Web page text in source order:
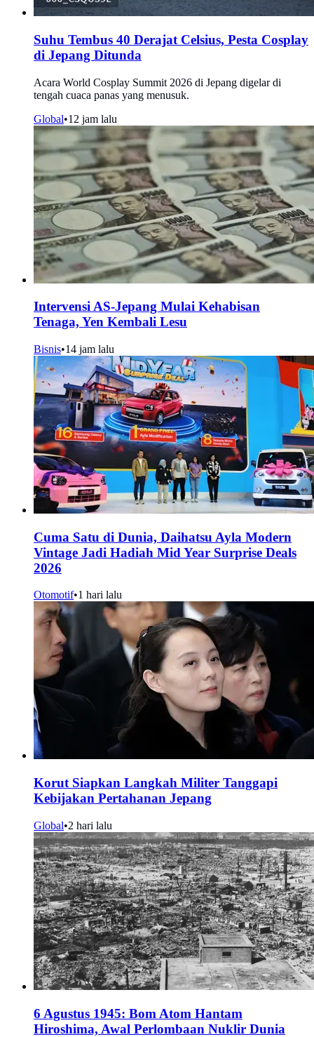
Suhu Tembus 40 Derajat Celsius, Pesta Cosplay
di Jepang Ditunda
Acara World Cosplay Summit 2026 di Jepang digelar di
tengah cuaca panas yang menusuk.
Global•12 jam lalu
Intervensi AS-Jepang Mulai Kehabisan
Tenaga, Yen Kembali Lesu
Bisnis•14 jam lalu
Cuma Satu di Dunia, Daihatsu Ayla Modern
Vintage Jadi Hadiah Mid Year Surprise Deals
2026
Otomotif•1 hari lalu
Korut Siapkan Langkah Militer Tanggapi
Kebijakan Pertahanan Jepang
Global•2 hari lalu
6 Agustus 1945: Bom Atom Hantam
Hiroshima, Awal Perlombaan Nuklir Dunia